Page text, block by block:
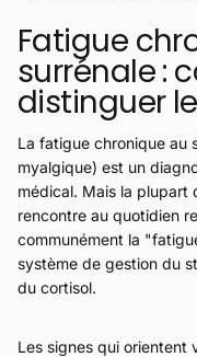
Fatigue
surrénale :
distinguer
La fatigue chronique au
myalgique) est un
médical. Mais la plupart
rencontre au quotidien
communément la
système de gestion du
du cortisol.
Les signes qui orientent